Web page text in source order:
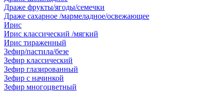
Драже фрукты/ягоды/семечки
Драже сахарное /мармеладное/освежающее
Ирис
Ирис классический /мягкий
Ирис тираженный
Зефир/пастила/безе
Зефир классический
Зефир глазированный
Зефир с начинкой
Зефир многоцветный